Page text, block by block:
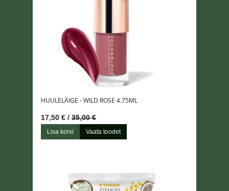
HUULELÄIGE - WILD ROSE 4.75ML
17,50 € / 35,00 €
Lisa korvi Vaata toodet